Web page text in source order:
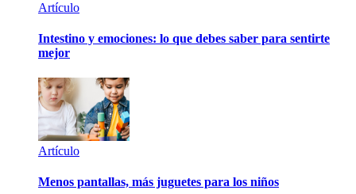
Artículo
Intestino y emociones: lo que debes saber para sentirte
mejor
Artículo
Menos pantallas, más juguetes para los niños